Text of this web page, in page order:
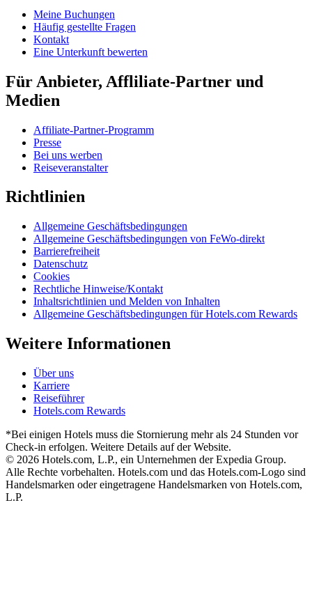
Meine Buchungen
Häufig gestellte Fragen
Kontakt
Eine Unterkunft bewerten
Für Anbieter, Affliliate-Partner und
Medien
Affiliate-Partner-Programm
Presse
Bei uns werben
Reiseveranstalter
Richtlinien
Allgemeine Geschäftsbedingungen
Allgemeine Geschäftsbedingungen von FeWo-direkt
Barrierefreiheit
Datenschutz
Cookies
Rechtliche Hinweise/Kontakt
Inhaltsrichtlinien und Melden von Inhalten
Allgemeine Geschäftsbedingungen für Hotels.com Rewards
Weitere Informationen
Über uns
Karriere
Reiseführer
Hotels.com Rewards
*Bei einigen Hotels muss die Stornierung mehr als 24 Stunden vor
Check-in erfolgen. Weitere Details auf der Website.
© 2026 Hotels.com, L.P., ein Unternehmen der Expedia Group.
Alle Rechte vorbehalten. Hotels.com und das Hotels.com-Logo sind
Handelsmarken oder eingetragene Handelsmarken von Hotels.com,
L.P.